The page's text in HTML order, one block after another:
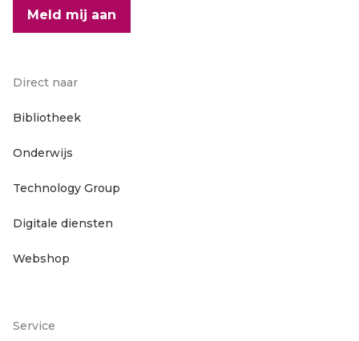
Meld mij aan
hoofdnavigatie
Direct naar
Bibliotheek
Onderwijs
Technology Group
Digitale diensten
Webshop
Service